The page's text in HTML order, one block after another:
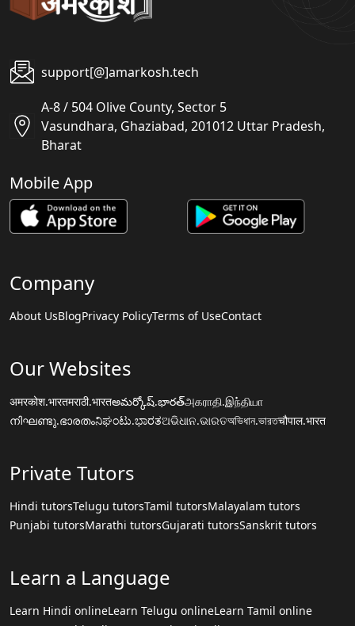
support[@]amarkosh.tech
A-8 / 504 Olive County, Sector 5
Vasundhara, Ghaziabad, 201012 Uttar Pradesh,
Bharat
Mobile App
Company
About UsBlogPrivacy PolicyTerms of UseContact
Our Websites
अमरकोश.भारतमराठी.भारतఅమర్కోష్.భారత్அகராதி.இந்தியா
നിഘണ്ടു.ഭാരതംನಿಘಂಟು.ಭಾರತଅଭିଧାନ.ଭାରତঅভিধান.ভারতचौपाल.भारत
Private Tutors
Hindi tutorsTelugu tutorsTamil tutorsMalayalam tutors
Punjabi tutorsMarathi tutorsGujarati tutorsSanskrit tutors
Learn a Language
Learn Hindi onlineLearn Telugu onlineLearn Tamil online